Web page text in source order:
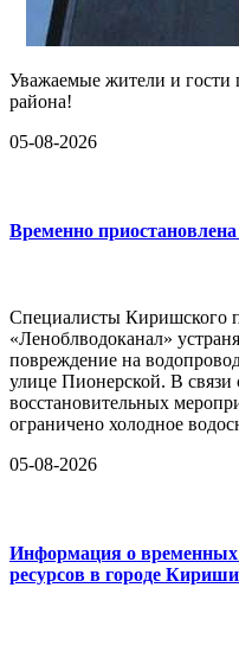
Уважаемые жители и
района!
05-08-2026
Временно
Специалисты Киришского
«Леноблводоканал»
повреждение на
улице Пионерской. В связи
восстановительных
ограничено холодное
05-08-2026
Информация о
ресурсов в городе